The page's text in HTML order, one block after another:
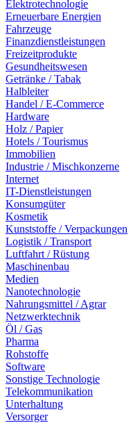
Elektrotechnologie
Erneuerbare Energien
Fahrzeuge
Finanzdienstleistungen
Freizeitprodukte
Gesundheitswesen
Getränke / Tabak
Halbleiter
Handel / E-Commerce
Hardware
Holz / Papier
Hotels / Tourismus
Immobilien
Industrie / Mischkonzerne
Internet
IT-Dienstleistungen
Konsumgüter
Kosmetik
Kunststoffe / Verpackungen
Logistik / Transport
Luftfahrt / Rüstung
Maschinenbau
Medien
Nanotechnologie
Nahrungsmittel / Agrar
Netzwerktechnik
Öl / Gas
Pharma
Rohstoffe
Software
Sonstige Technologie
Telekommunikation
Unterhaltung
Versorger